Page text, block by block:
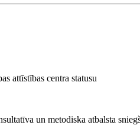
attīstības centra statusu
un metodiska atbalsta